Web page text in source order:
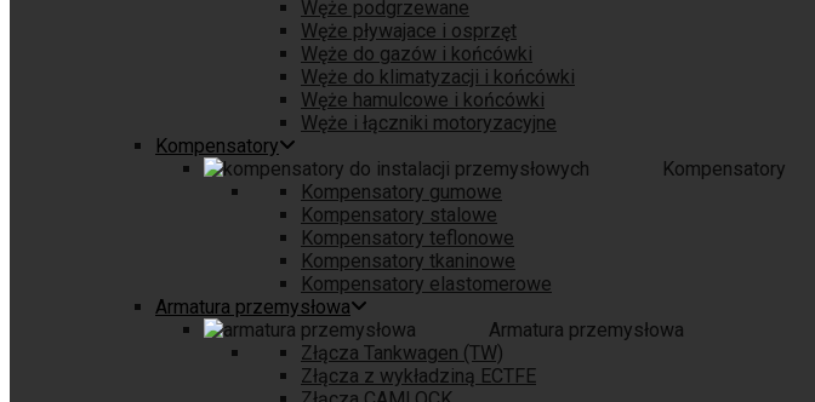
Węże podgrzewane
Węże pływajace i osprzęt
Węże do gazów i końcówki
Węże do klimatyzacji i końcówki
Węże hamulcowe i końcówki
Węże i łączniki motoryzacyjne
Kompensatory
Kompensatory
Kompensatory gumowe
Kompensatory stalowe
Kompensatory teflonowe
Kompensatory tkaninowe
Kompensatory elastomerowe
Armatura przemysłowa
Armatura przemysłowa
Złącza Tankwagen (TW)
Złącza z wykładziną ECTFE